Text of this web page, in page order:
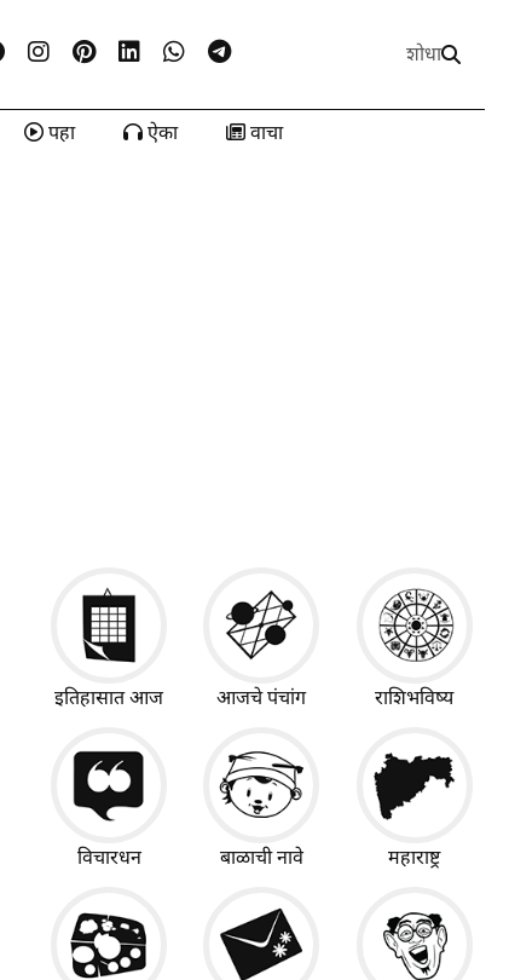
शोधा
पहा ऐका वाचा
इतिहासात आज आजचे पंचांग राशिभविष्य
विचारधन बाळाची नावे महाराष्ट्र